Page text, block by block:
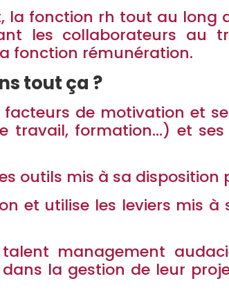
fonction rh tout au long
les collaborateurs au
fonction rémunération.
tout ça ?
de motivation et
travail, formation…) et
outils mis à sa disposition
et utilise les leviers mis
management
la gestion de leur